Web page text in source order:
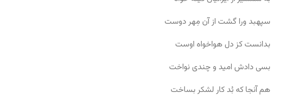
سپهبد ورا گشت از آن مِهر دوست
بدانست کز دل هواخواه اوست
بسی دادش امید و چندی نواخت
هم آنجا که بُد کار لشکر بساخت